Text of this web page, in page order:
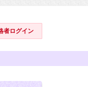
者ログイン